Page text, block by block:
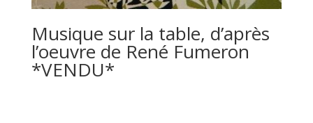
Musique sur la table, d’après
l’oeuvre de René Fumeron
*VENDU*